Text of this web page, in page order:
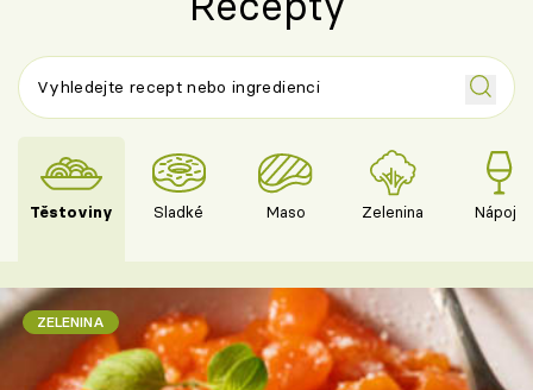
Těstoviny Sladké Maso Zelenina Nápoje
ZELENINA